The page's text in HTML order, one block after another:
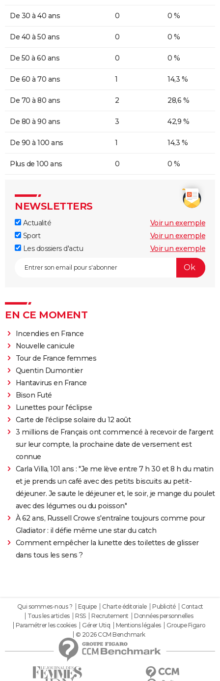
De 30 à 40 ans 0 0 %
De 40 à 50 ans 0 0 %
De 50 à 60 ans 0 0 %
De 60 à 70 ans 1 14,3 %
De 70 à 80 ans 2 28,6 %
De 80 à 90 ans 3 42,9 %
De 90 à 100 ans 1 14,3 %
Plus de 100 ans 0 0 %
NEWSLETTERS
Actualité
Voir un exemple
Sport
Voir un exemple
Les dossiers d'actu
Voir un exemple
EN CE MOMENT
Incendies en France
Nouvelle canicule
Tour de France femmes
Quentin Dumontier
Hantavirus en France
Bison Futé
Lunettes pour l'éclipse
Carte de l'éclipse solaire du 12 août
3 millions de Français ont commencé à recevoir de l'argent
sur leur compte, la prochaine date de versement est
connue
Carla Villa, 101 ans : "Je me lève entre 7 h 30 et 8 h du matin
et je prends un café avec des petits biscuits au petit-
déjeuner. Je saute le déjeuner et, le soir, je mange du poulet
avec des légumes ou du poisson"
À 62 ans, Russell Crowe s'entraîne toujours comme pour
Gladiator : il défie même une star du catch
Comment empêcher la lunette des toilettes de glisser
dans tous les sens ?
Qui sommes-nous ? Equipe Charte éditoriale Publicité
Contact
Tous les articles
RSS Recrutement
Données personnelles
Paramétrer les cookies
Gérer Utiq Mentions légales
Groupe Figaro
© 2026 CCM Benchmark